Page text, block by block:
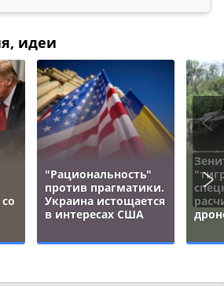
идеи
"Рациональность"
против прагматики.
Украина истощается
в интересах США